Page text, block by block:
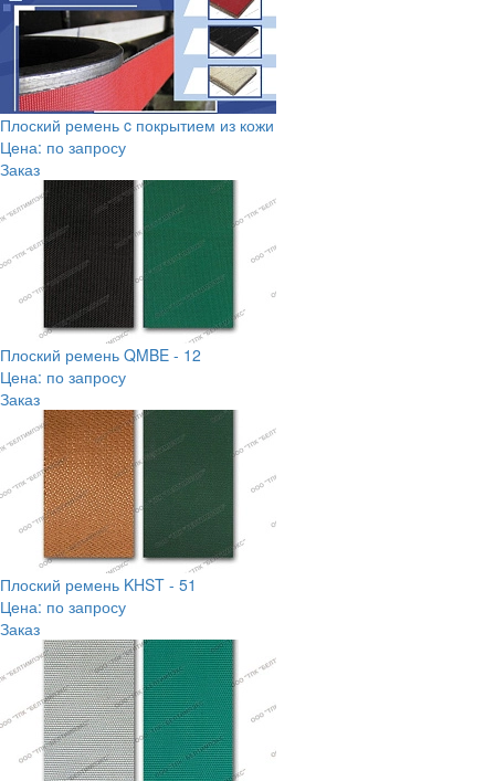
Плоский ремень c покрытием из кожи
Цена: по запросу
Заказ
Плоский ремень QMBE - 12
Цена: по запросу
Заказ
Плоский ремень KHST - 51
Цена: по запросу
Заказ